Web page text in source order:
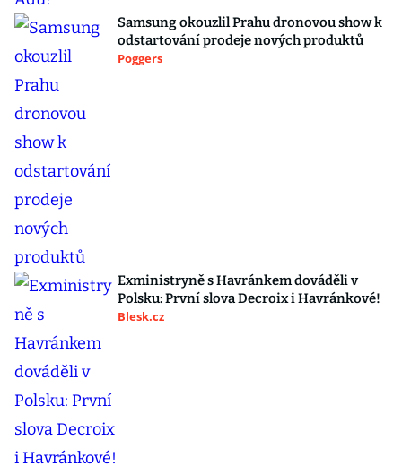
Samsung okouzlil Prahu dronovou show k
odstartování prodeje nových produktů
Poggers
Exministryně s Havránkem dováděli v
Polsku: První slova Decroix i Havránkové!
Blesk.cz